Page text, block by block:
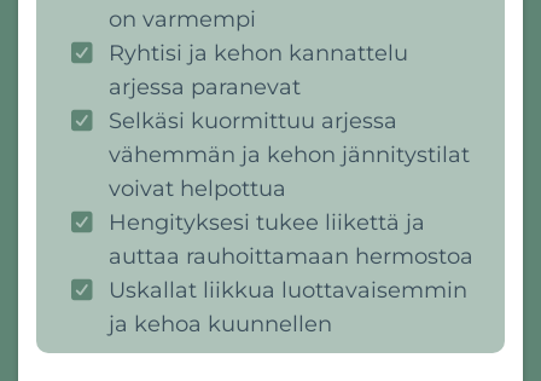
on varmempi
Ryhtisi ja kehon kannattelu
arjessa paranevat
Selkäsi kuormittuu arjessa
vähemmän ja kehon jännitystilat
voivat helpottua
Hengityksesi tukee liikettä ja
auttaa rauhoittamaan hermostoa
Uskallat liikkua luottavaisemmin
ja kehoa kuunnellen